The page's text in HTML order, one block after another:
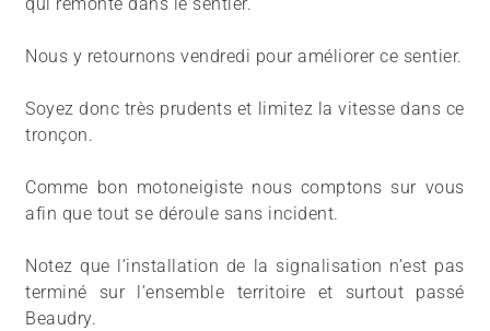
qui remonte dans le sentier.
Nous y retournons vendredi pour améliorer ce sentier.
Soyez donc très prudents et limitez la vitesse dans ce
tronçon.
Comme bon motoneigiste nous comptons sur vous
afin que tout se déroule sans incident.
Notez que l’installation de la signalisation n’est pas
terminé sur l’ensemble territoire et surtout passé
Beaudry.